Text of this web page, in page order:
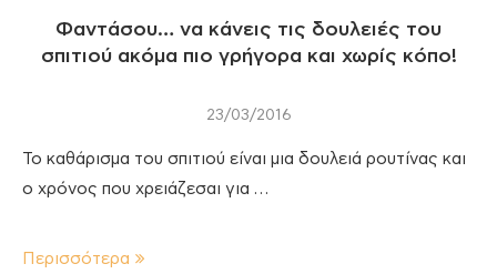
Φαντάσου… να κάνεις τις δουλειές του
σπιτιού ακόμα πιο γρήγορα και χωρίς κόπο!
23/03/2016
Το καθάρισμα του σπιτιού είναι μια δουλειά ρουτίνας και
ο χρόνος που χρειάζεσαι για …
Περισσότερα